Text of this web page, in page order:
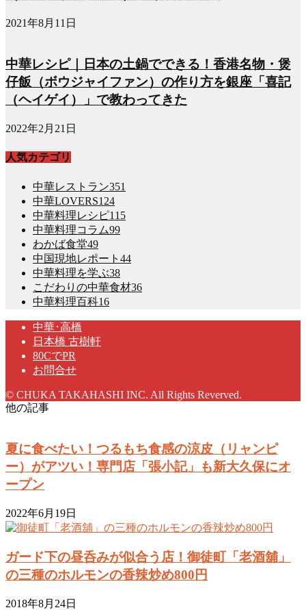
2021年8月11日
中華レシピ｜日本の土鍋でできる！香港名物・煲
仔飯（ボウジャイファン）の作り方を銀座「喜記
（ヘイゲイ）」で教わってきた
2022年2月21日
人気カテゴリ
中華レストラン351
中華LOVERS124
中華料理レシピ115
中華料理コラム99
わかば食堂49
中国現地レポート 44
中華料理を学ぶ38
こだわりの中華食材36
中華料理百科16
中華･高橋
日本橋 古樹軒
80CでPR
お問合せ
© CHUKA TAKAHASHI INC. All Rights Reverved.
他の記事
夏に食べたい！つるもち食感の涼皮（リャンピ
ー）がアツい！専門店「張小記」も新大久保にオ
ープン
2022年6月19日
ガード下の昼呑みが似合う店！御徒町「老酒舖」
の三種のホルモンの香辣炒め800円
2018年8月24日